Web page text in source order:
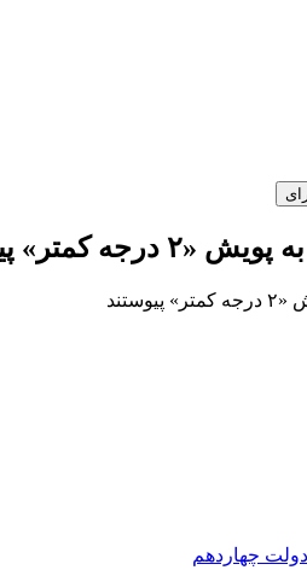
پیوستند
دولت چهاردهم